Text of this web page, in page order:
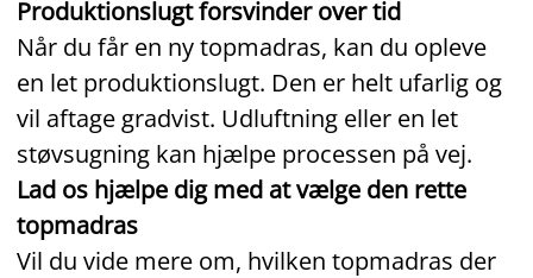
Produktionslugt forsvinder over tid
Når du får en ny topmadras, kan du opleve
en let produktionslugt. Den er helt ufarlig og
vil aftage gradvist. Udluftning eller en let
støvsugning kan hjælpe processen på vej.
Lad os hjælpe dig med at vælge den rette
topmadras
Vil du vide mere om, hvilken topmadras der